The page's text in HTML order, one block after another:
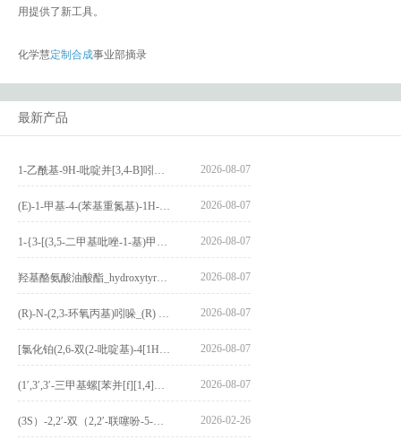
用提供了新工具。
化学慧定制合成事业部摘录
最新产品
2026-08-07
2026-08-07
2026-08-07
2026-08-07
2026-08-07
2026-08-07
2026-08-07
2026-02-26